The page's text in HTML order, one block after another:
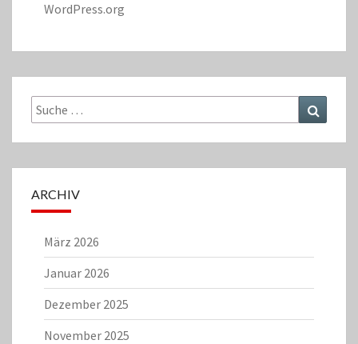
WordPress.org
Suche
nach:
ARCHIV
März 2026
Januar 2026
Dezember 2025
November 2025